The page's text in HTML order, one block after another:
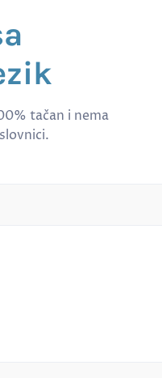
tačan i nema